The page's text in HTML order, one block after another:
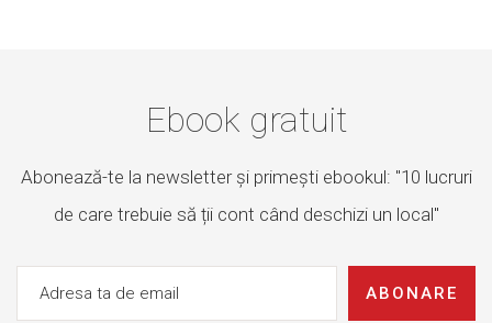
Ebook gratuit
Abonează-te la newsletter și primești ebookul: "10 lucruri
de care trebuie să ții cont când deschizi un local"
ABONARE